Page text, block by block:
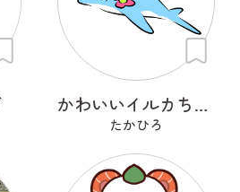
かわいいイルカちゃん
たかひろ